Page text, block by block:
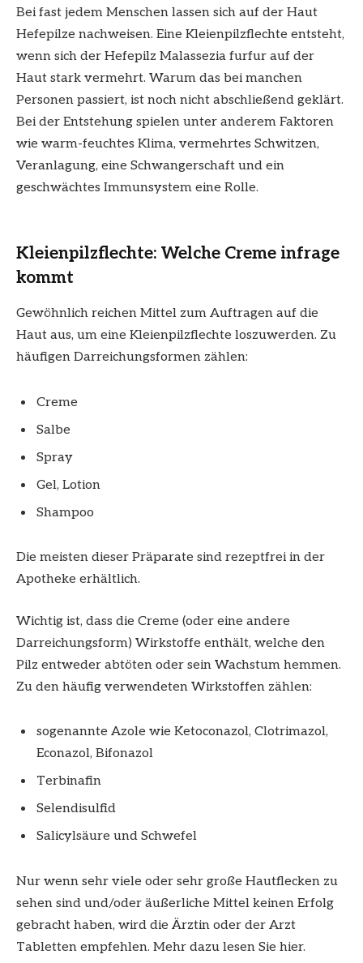
Bei fast jedem Menschen lassen sich auf der Haut
Hefepilze nachweisen. Eine Kleienpilzflechte entsteht,
wenn sich der Hefepilz Malassezia furfur auf der
Haut stark vermehrt. Warum das bei manchen
Personen passiert, ist noch nicht abschließend geklärt.
Bei der Entstehung spielen unter anderem Faktoren
wie warm-feuchtes Klima, vermehrtes Schwitzen,
Veranlagung, eine Schwangerschaft und ein
geschwächtes Immunsystem eine Rolle.
Kleienpilzflechte: Welche Creme infrage
kommt
Gewöhnlich reichen Mittel zum Auftragen auf die
Haut aus, um eine Kleienpilzflechte loszuwerden. Zu
häufigen Darreichungsformen zählen:
Creme
Salbe
Spray
Gel, Lotion
Shampoo
Die meisten dieser Präparate sind rezeptfrei in der
Apotheke erhältlich.
Wichtig ist, dass die Creme (oder eine andere
Darreichungsform) Wirkstoffe enthält, welche den
Pilz entweder abtöten oder sein Wachstum hemmen.
Zu den häufig verwendeten Wirkstoffen zählen:
sogenannte Azole wie Ketoconazol, Clotrimazol,
Econazol, Bifonazol
Terbinafin
Selendisulfid
Salicylsäure und Schwefel
Nur wenn sehr viele oder sehr große Hautflecken zu
sehen sind und/oder äußerliche Mittel keinen Erfolg
gebracht haben, wird die Ärztin oder der Arzt
Tabletten empfehlen. Mehr dazu lesen Sie hier.